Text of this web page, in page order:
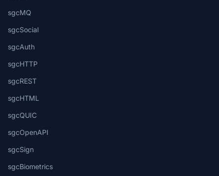
sgcMQ
sgcSocial
sgcAuth
sgcHTTP
sgcREST
sgcHTML
sgcQUIC
sgcOpenAPI
sgcSign
sgcBiometrics